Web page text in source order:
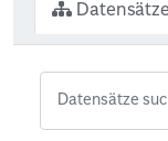
Datensätze